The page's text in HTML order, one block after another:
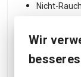
Nicht-
Gästeküche
Wir